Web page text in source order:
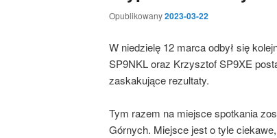
Opublikowany2023-03-22
W niedzielę 12 marca odbył się
SP9NKL oraz Krzysztof SP9XE
zaskakujące rezultaty.
Tym razem na miejsce spotkania
Górnych. Miejsce jest o tyle